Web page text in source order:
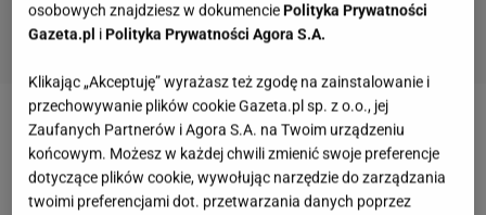
osobowych znajdziesz w dokumencie Polityka Prywatności
Gazeta.pl i Polityka Prywatności Agora S.A.
Klikając „Akceptuję” wyrażasz też zgodę na zainstalowanie i
przechowywanie plików cookie Gazeta.pl sp. z o.o., jej
Zaufanych Partnerów i Agora S.A. na Twoim urządzeniu
końcowym. Możesz w każdej chwili zmienić swoje preferencje
dotyczące plików cookie, wywołując narzędzie do zarządzania
twoimi preferencjami dot. przetwarzania danych poprzez